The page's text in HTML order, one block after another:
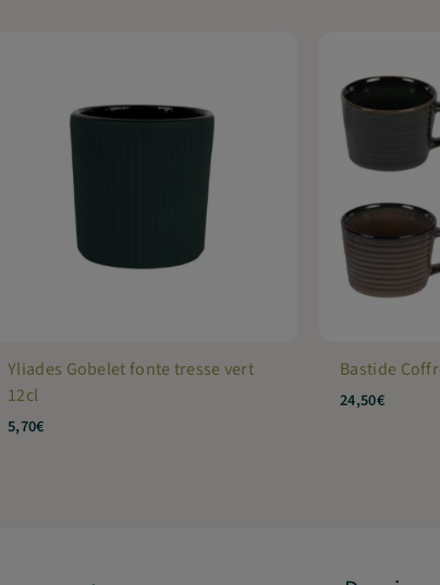
Yliades Gobelet fonte tresse vert
12cl
5,70€
Bastide
24,50€